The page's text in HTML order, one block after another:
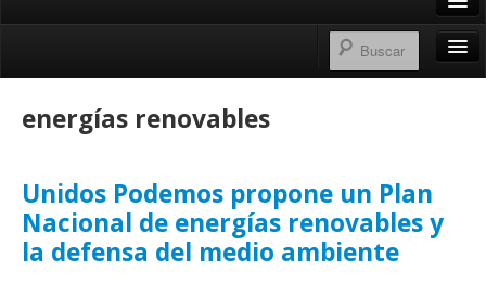
Facebook
Instagram
Portavoz Municipal
Consejo Ciudadano Municipal
Actas Consejo Ciudadano
Actas Asamblea Ciudadana
energías renovables
Unidos Podemos propone un Plan
Nacional de energías renovables y
la defensa del medio ambiente